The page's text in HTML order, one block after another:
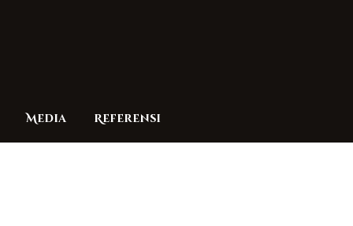
Media Referensi